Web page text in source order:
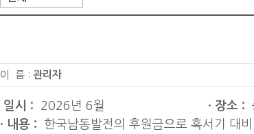
이 름 : 관리자
일시 : 2026 년 6월 · 장소 :
· 내용 : 한국남동발전의 후원금으로 혹서기 대